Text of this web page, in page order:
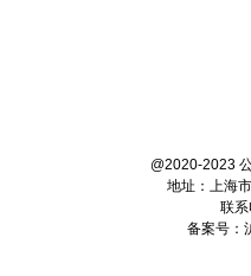
@2020-2023
地址：上海
联
备案号：